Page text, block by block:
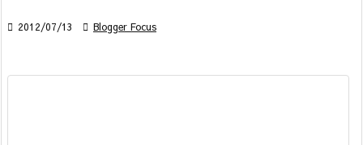
 2012/07/13  Blogger Focus